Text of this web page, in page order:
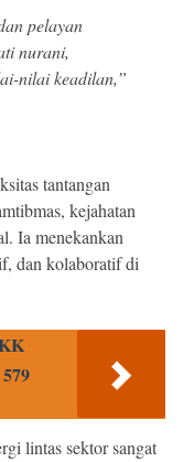
pelayan
nurani,
nilai keadilan,”
tantangan
kejahatan
Ia menekankan
dan kolaboratif di
lintas sektor sangat